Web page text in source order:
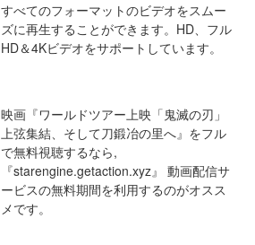
すべてのフォーマットのビデオをスムー
ズに再生することができます。HD、フル
HD＆4Kビデオをサポートしています。
映画『ワールドツアー上映「鬼滅の刃」
上弦集結、そして刀鍛冶の里へ』をフル
で無料視聴するなら,
『starengine.getaction.xyz』 動画配信サ
ービスの無料期間を利用するのがオスス
メです。